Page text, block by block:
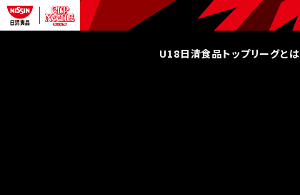
U18日清食品トップリーグとは